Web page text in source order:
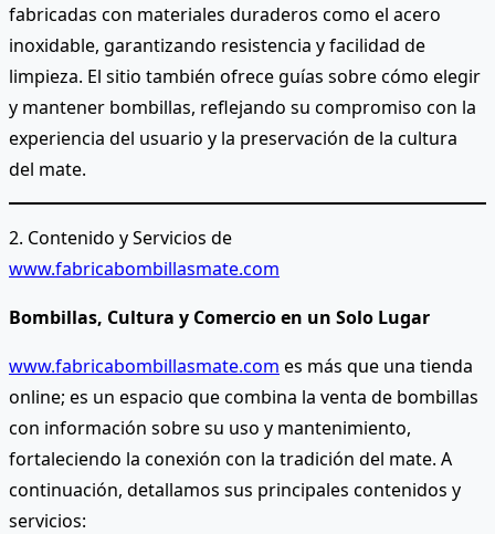
fabricadas con materiales duraderos como el acero
inoxidable, garantizando resistencia y facilidad de
limpieza. El sitio también ofrece guías sobre cómo elegir
y mantener bombillas, reflejando su compromiso con la
experiencia del usuario y la preservación de la cultura
del mate.
2. Contenido y Servicios de
www.fabricabombillasmate.com
Bombillas, Cultura y Comercio en un Solo Lugar
www.fabricabombillasmate.com es más que una tienda
online; es un espacio que combina la venta de bombillas
con información sobre su uso y mantenimiento,
fortaleciendo la conexión con la tradición del mate. A
continuación, detallamos sus principales contenidos y
servicios: